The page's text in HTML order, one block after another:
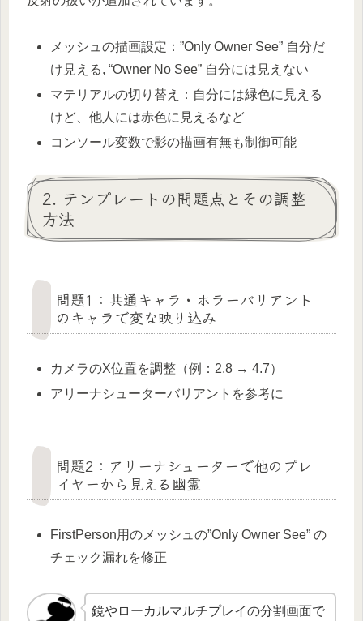
メッシュの描画設定：”Only Owner See” 自分だ
け見える, “Owner No See” 自分には見えない
マテリアルの切り替え：自分には緑色に見える
けど、他人には赤色に見えるなど
コンソール変数で影の描画有無も制御可能
2. テンプレートの問題点とその調整
方法
問題1：共通キャラ・ホラーバリアント
のキャラで変な映り込み
カメラのX位置を調整（例：2.8 → 4.7）
アリーナシューターバリアントを参考に
問題2：アリーナシューターで他のプレ
イヤーから見える幽霊
FirstPerson用のメッシュの”Only Owner See” の
チェック漏れを修正
鏡やローカルマルチプレイの分割画面で